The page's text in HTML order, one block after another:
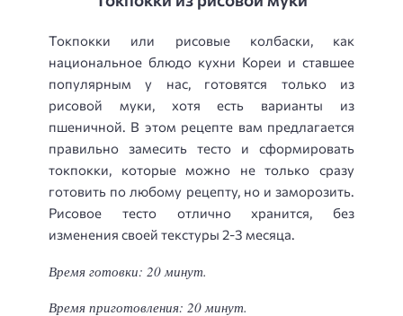
Токпокки или рисовые колбаски, как
национальное блюдо кухни Кореи и ставшее
популярным у нас, готовятся только из
рисовой муки, хотя есть варианты из
пшеничной. В этом рецепте вам предлагается
правильно замесить тесто и сформировать
токпокки, которые можно не только сразу
готовить по любому рецепту, но и заморозить.
Рисовое тесто отлично хранится, без
изменения своей текстуры 2-3 месяца.
Время готовки: 20 минут.
Время приготовления: 20 минут.